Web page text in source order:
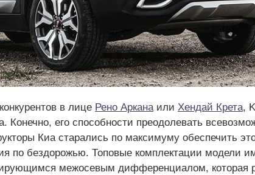
в лице Рено Арканаили Хендай Крета,
Конечно, его способности преодолевать
Киа старались по максимуму обеспечить
по бездорожью. Топовые комплектации модели
межосевым дифференциалом, которая